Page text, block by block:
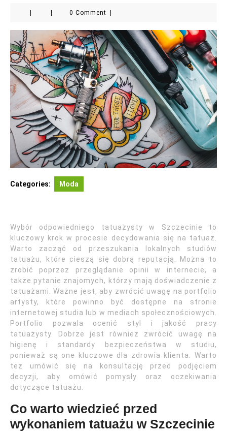
0 Comment
Categories: Moda
Wybór odpowiedniego tatuażysty w Szczecinie to
kluczowy krok w procesie decydowania się na tatuaż.
Warto zacząć od przeszukania lokalnych studiów
tatuażu, które cieszą się dobrą reputacją. Można to
zrobić poprzez przeglądanie opinii w internecie, a
także pytanie znajomych, którzy mają doświadczenie z
tatuażami. Ważne jest, aby zwrócić uwagę na portfolio
artysty, które powinno być dostępne na stronie
internetowej studia lub w mediach społecznościowych.
Portfolio pozwala ocenić styl i jakość pracy
tatuażysty. Dobrze jest również zwrócić uwagę na
higienę i standardy bezpieczeństwa w studiu,
ponieważ są one kluczowe dla zdrowia klienta. Warto
też umówić się na konsultację przed podjęciem
decyzji, aby omówić pomysły oraz oczekiwania
dotyczące tatuażu.
Co warto wiedzieć przed
wykonaniem tatuażu w Szczecinie